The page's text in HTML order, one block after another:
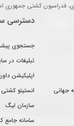
فدراسیون کشتی جمهوری
جهانی
دسترسی
جستجوی
تبلیغات در
اپلیکیشن
انستیتو کشتی
سازمان لیگ
سامانه جامع